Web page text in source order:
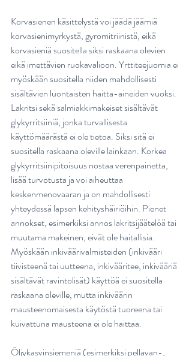
Korvasienen käsittelystä voi jäädä jäämiä
korvasienimyrkystä, gyromitriinistä, eikä
korvasieniä suositella siksi raskaana olevien
eikä imettävien ruokavalioon. Yrttiteejuomia ei
myöskään suositella niiden mahdollisesti
sisältävien luontaisten haitta-aineiden vuoksi.
Lakritsi sekä salmiakkimakeiset sisältävät
glykyrritsiiniä, jonka turvallisesta
käyttömäärästä ei ole tietoa. Siksi sitä ei
suositella raskaana oleville lainkaan. Korkea
glykyrritsiinipitoisuus nostaa verenpainetta,
lisää turvotusta ja voi aiheuttaa
keskenmenovaaran ja on mahdollisesti
yhteydessä lapsen kehityshäiriöihin. Pienet
annokset, esimerkiksi annos lakritsijäätelöä tai
muutama makeinen, eivät ole haitallisia.
Myöskään inkiväärivalmisteiden (inkivääri
tiivisteenä tai uutteena, inkivääritee, inkivääriä
sisältävät ravintolisät) käyttöä ei suositella
raskaana oleville, mutta inkiväärin
mausteenomaisesta käytöstä tuoreena tai
kuivattuna mausteena ei ole haittaa.
Öljykasvinsiemeniä (esimerkiksi pellavan-,